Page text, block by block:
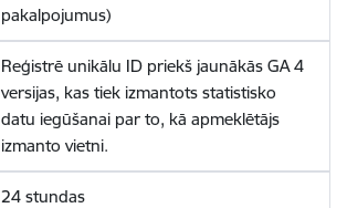
pakalpojumus)
Reģistrē unikālu ID priekš jaunākās GA 4
versijas, kas tiek izmantots statistisko
datu iegūšanai par to, kā apmeklētājs
izmanto vietni.
24 stundas